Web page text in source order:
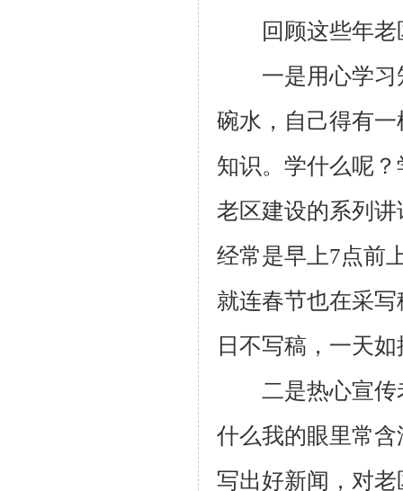
回顾这些年老
一是用心学习
碗水，自己得有
知识。学什么呢
老区建设的系列
经常是早上7点前
就连春节也在采
日不写稿，一天
二是热心宣传
什么我的眼里常
写出好新闻，对